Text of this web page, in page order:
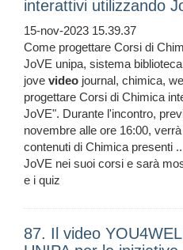
interattivi utilizzando
15-nov-2023 15.39.37
Come progettare Corsi di
JoVE unipa, sistema
jove video journal, chimica,
progettare Corsi di Chimica
JoVE". Durante l'incontro,
novembre alle ore 16:00,
contenuti di Chimica presenti
JoVE nei suoi corsi e sarà
e i quiz
87. Il video